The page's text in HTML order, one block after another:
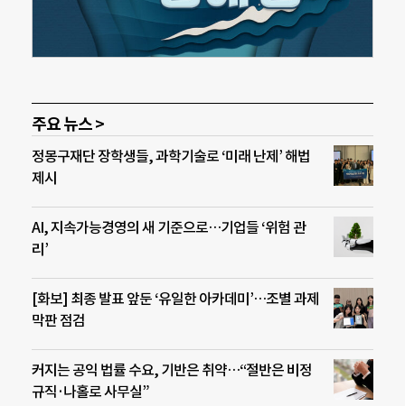
주요 뉴스 >
정몽구재단 장학생들, 과학기술로 ‘미래 난제’ 해법
제시
AI, 지속가능경영의 새 기준으로…기업들 ‘위험 관
리’
[화보] 최종 발표 앞둔 ‘유일한 아카데미’…조별 과제
막판 점검
커지는 공익 법률 수요, 기반은 취약…“절반은 비정
규직·나홀로 사무실”